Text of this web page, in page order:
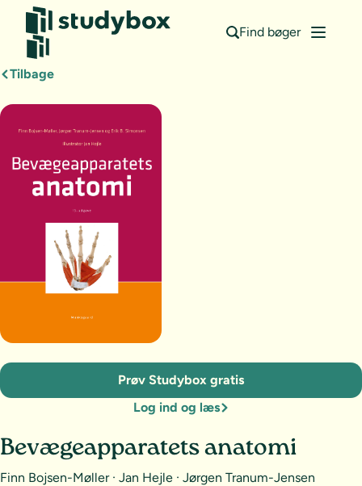
Find bøger
Tilbage
Bevægeapparatets anatomi
Finn Bojsen-Møller · Jan Hejle · Jørgen Tranum-Jensen
Prøv Studybox gratis
Log ind og læs